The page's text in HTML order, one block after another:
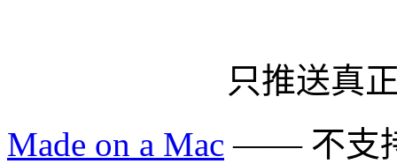
只推送真
Made on a Mac —— 不支